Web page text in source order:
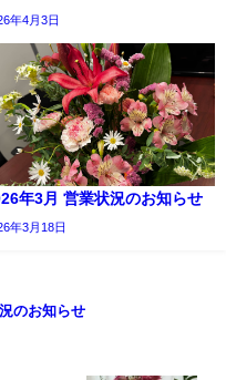
年4月3日
年3月 営業状況のお知らせ
年3月18日
のお知らせ